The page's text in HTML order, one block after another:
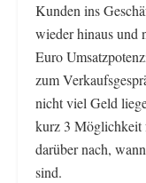
Kunden ins
wieder hinaus und
Euro
zum
nicht viel Geld
kurz 3 Möglichkeit
darüber nach,
sind.